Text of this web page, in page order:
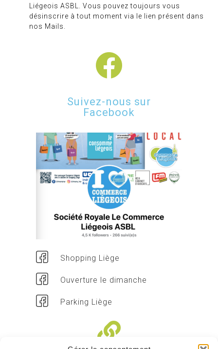
Liégeois ASBL. Vous pouvez toujours vous
désinscrire à tout moment via le lien présent dans
nos Mails.
Suivez-nous sur
Facebook
Shopping Liège
Ouverture le dimanche
Parking Liège